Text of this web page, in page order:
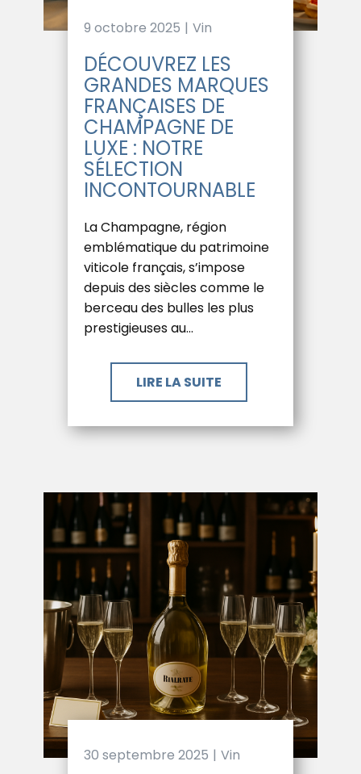
9 octobre 2025 Vin
DÉCOUVREZ LES
GRANDES MARQUES
FRANÇAISES DE
CHAMPAGNE DE
LUXE : NOTRE
SÉLECTION
INCONTOURNABLE
La Champagne, région
emblématique du patrimoine
viticole français, s’impose
depuis des siècles comme le
berceau des bulles les plus
prestigieuses au…
LIRE LA SUITE
30 septembre 2025 Vin